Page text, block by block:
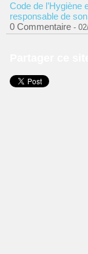
Code de l’Hygiène
responsable de
0 Commentaire -